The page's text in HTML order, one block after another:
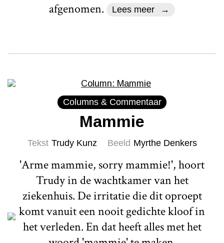
afgenomen.
Lees meer
Columns & Commentaar
Mammie
Tekst Trudy Kunz Beeld Myrthe Denkers
'Arme mammie, sorry mammie!', hoort
Trudy in de wachtkamer van het
ziekenhuis. De irritatie die dit oproept
komt vanuit een nooit gedichte kloof in
het verleden. En dat heeft alles met het